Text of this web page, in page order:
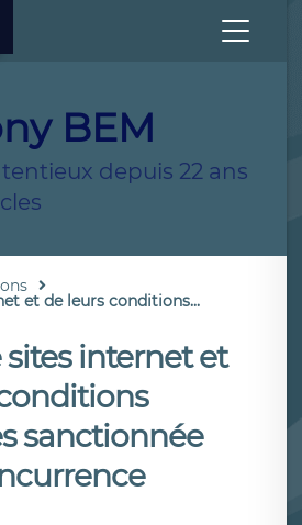
BEM
depuis 22 ans
et de leurs conditions...
sites internet et
sanctionnée